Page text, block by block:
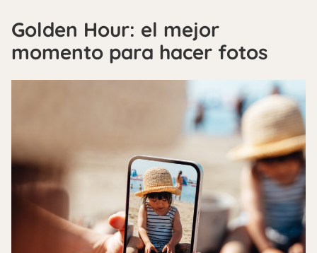
Golden Hour: el mejor
momento para hacer fotos